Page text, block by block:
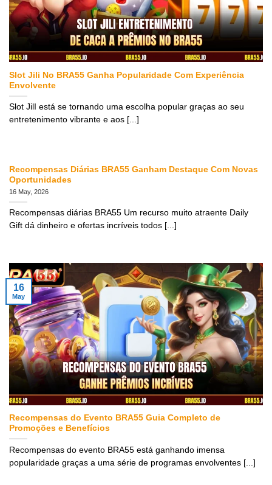
Slot Jili No BRA55 Ganha Popularidade Com Experiência
Envolvente
Slot JilI está se tornando uma escolha popular graças ao seu
entretenimento vibrante e aos [...]
Recompensas Diárias BRA55 Ganham Destaque Com Novas
Oportunidades
16 May, 2026
Recompensas diárias BRA55 Um recurso muito atraente Daily
Gift dá dinheiro e ofertas incríveis todos [...]
Recompensas do Evento BRA55 Guia Completo de
Promoções e Benefícios
Recompensas do evento BRA55 está ganhando imensa
popularidade graças a uma série de programas envolventes [...]
16
May